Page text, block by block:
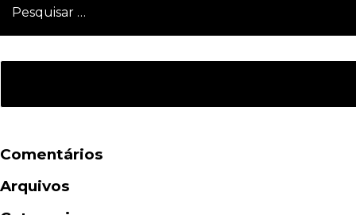
por:
Comentários
Arquivos